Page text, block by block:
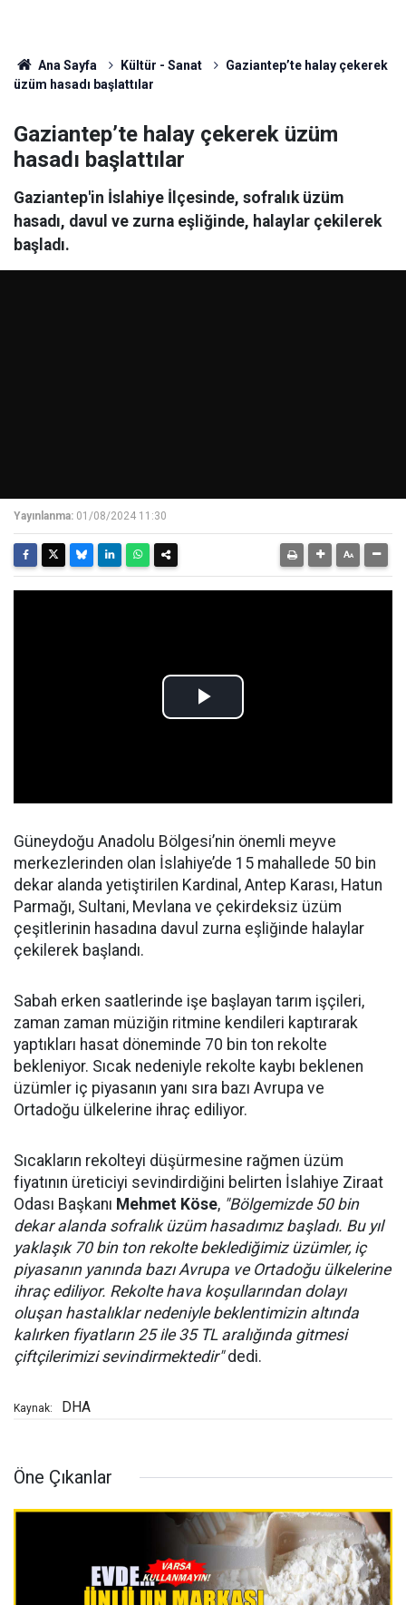
Ana Sayfa Kültür - Sanat
Gaziantep’te halay çekerek
üzüm hasadı başlattılar
Gaziantep’te halay çekerek üzüm
hasadı başlattılar
Gaziantep'in İslahiye İlçesinde, sofralık üzüm
hasadı, davul ve zurna eşliğinde, halaylar çekilerek
başladı.
Yayınlanma: 01/08/2024 11:30
Güneydoğu Anadolu Bölgesi’nin önemli meyve
merkezlerinden olan İslahiye’de 15 mahallede 50 bin
dekar alanda yetiştirilen Kardinal, Antep Karası, Hatun
Parmağı, Sultani, Mevlana ve çekirdeksiz üzüm
çeşitlerinin hasadına davul zurna eşliğinde halaylar
çekilerek başlandı.
Sabah erken saatlerinde işe başlayan tarım işçileri,
zaman zaman müziğin ritmine kendileri kaptırarak
yaptıkları hasat döneminde 70 bin ton rekolte
bekleniyor. Sıcak nedeniyle rekolte kaybı beklenen
üzümler iç piyasanın yanı sıra bazı Avrupa ve
Ortadoğu ülkelerine ihraç ediliyor.
Sıcakların rekolteyi düşürmesine rağmen üzüm
fiyatının üreticiyi sevindirdiğini belirten İslahiye Ziraat
Odası Başkanı Mehmet Köse, "Bölgemizde 50 bin
dekar alanda sofralık üzüm hasadımız başladı. Bu yıl
yaklaşık 70 bin ton rekolte beklediğimiz üzümler, iç
piyasanın yanında bazı Avrupa ve Ortadoğu ülkelerine
ihraç ediliyor. Rekolte hava koşullarından dolayı
oluşan hastalıklar nedeniyle beklentimizin altında
kalırken fiyatların 25 ile 35 TL aralığında gitmesi
çiftçilerimizi sevindirmektedir"dedi.
Kaynak: DHA
Öne Çıkanlar